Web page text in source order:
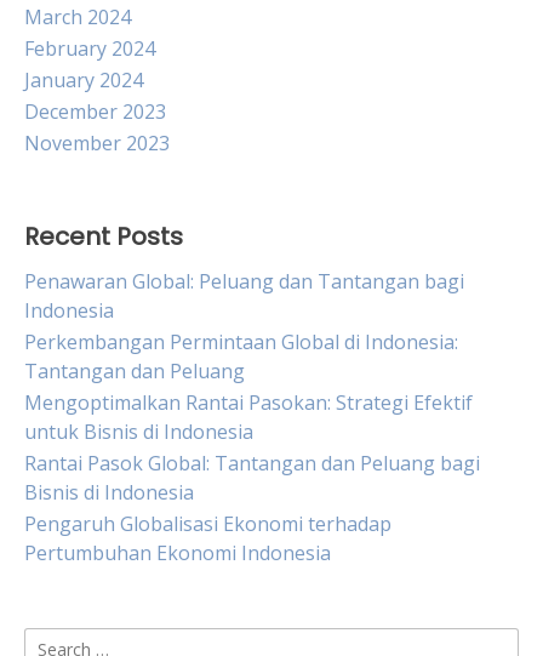
March 2024
February 2024
January 2024
December 2023
November 2023
Recent Posts
Penawaran Global: Peluang dan Tantangan bagi
Indonesia
Perkembangan Permintaan Global di Indonesia:
Tantangan dan Peluang
Mengoptimalkan Rantai Pasokan: Strategi Efektif
untuk Bisnis di Indonesia
Rantai Pasok Global: Tantangan dan Peluang bagi
Bisnis di Indonesia
Pengaruh Globalisasi Ekonomi terhadap
Pertumbuhan Ekonomi Indonesia
Search